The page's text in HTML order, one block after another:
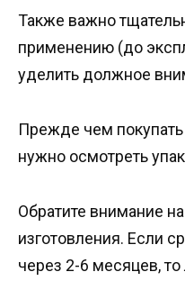
Также важно
применению (до
уделить должное
Прежде чем
нужно осмотреть
Обратите внимание
изготовления. Если
через 2-6 месяцев,